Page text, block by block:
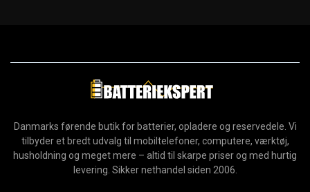
Danmarks førende butik for batterier, opladere og reservedele. Vi
tilbyder et bredt udvalg til mobiltelefoner, computere, værktøj,
husholdning og meget mere – altid til skarpe priser og med hurtig
levering. Sikker nethandel siden 2006.